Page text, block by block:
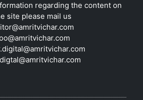
regarding the content on
site please mail us